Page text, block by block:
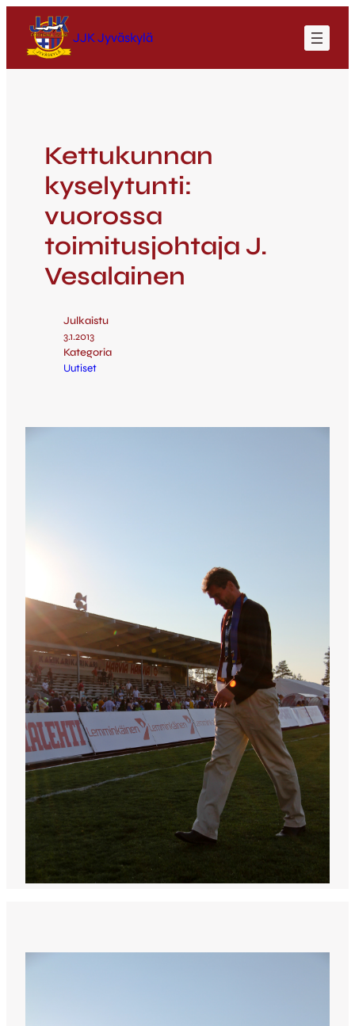
JJK Jyväskylä
Kettukunnan
kyselytunti:
vuorossa
toimitusjohtaja J.
Vesalainen
Julkaistu
3.1.2013
Kategoria
Uutiset